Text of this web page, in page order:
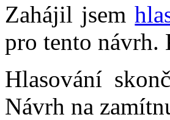
Zahájil jsem
pro tento návrh.
Hlasování
Návrh na